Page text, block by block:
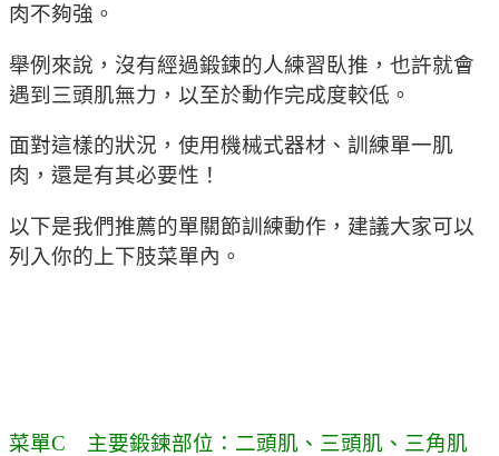
肉不夠強。
舉例來說，沒有經過鍛鍊的人練習臥推，也許就會
遇到三頭肌無力，以至於動作完成度較低。
面對這樣的狀況，使用機械式器材、訓練單一肌
肉，還是有其必要性！
以下是我們推薦的單關節訓練動作，建議大家可以
列入你的上下肢菜單內。
菜單C 主要鍛鍊部位：二頭肌、三頭肌、三角肌